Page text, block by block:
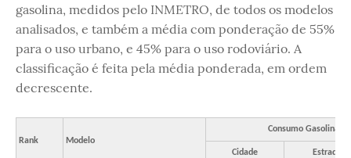
gasolina, medidos pelo INMETRO, de todos os modelos
analisados, e também a média com ponderação de 55%
para o uso urbano, e 45% para o uso rodoviário. A
classificação é feita pela média ponderada, em ordem
decrescente.
Rank Modelo
Consumo Gasolina
Cidade Estrada